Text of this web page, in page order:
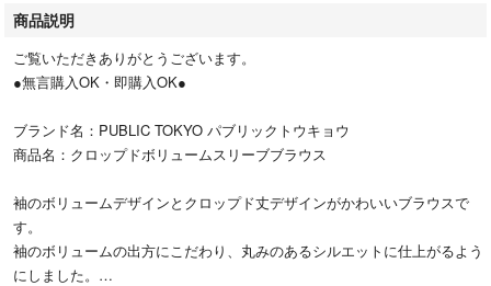
商品説明
ご覧いただきありがとうございます。
●無言購入OK・即購入OK●
ブランド名：PUBLIC TOKYO パブリックトウキョウ
商品名：クロップドボリュームスリーブブラウス
袖のボリュームデザインとクロップド丈デザインがかわいいブラウスで
す。
袖のボリュームの出方にこだわり、丸みのあるシルエットに仕上がるよう
にしました。